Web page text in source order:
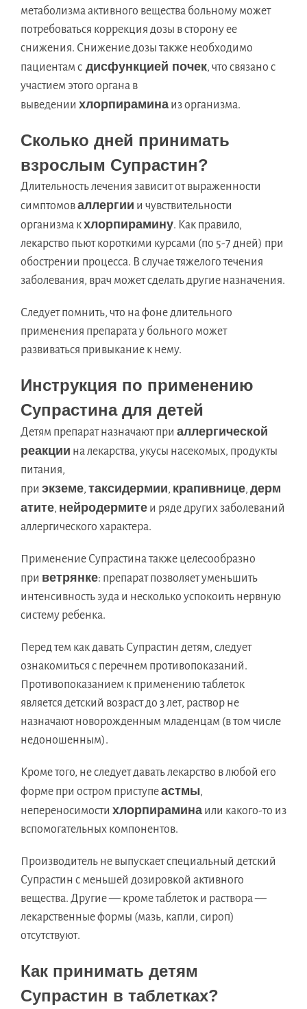
метаболизма активного вещества больному может
потребоваться коррекция дозы в сторону ее
снижения. Снижение дозы также необходимо
пациентам с дисфункцией почек, что связано с
участием этого органа в
выведении хлорпирамина из организма.
Сколько дней принимать
взрослым Супрастин?
Длительность лечения зависит от выраженности
симптомоваллергии и чувствительности
организма кхлорпирамину. Как правило,
лекарство пьют короткими курсами (по 5-7 дней) при
обострении процесса. В случае тяжелого течения
заболевания, врач может сделать другие назначения.
Следует помнить, что на фоне длительного
применения препарата у больного может
развиваться привыкание к нему.
Инструкция по применению
Супрастина для детей
Детям препарат назначают при аллергической
реакции на лекарства, укусы насекомых, продукты
питания,
при экземе, таксидермии, крапивнице, дерм
атите, нейродермите и ряде других заболеваний
аллергического характера.
Применение Супрастина также целесообразно
при ветрянке: препарат позволяет уменьшить
интенсивность зуда и несколько успокоить нервную
систему ребенка.
Перед тем как давать Супрастин детям, следует
ознакомиться с перечнем противопоказаний.
Противопоказанием к применению таблеток
является детский возраст до 3 лет, раствор не
назначают новорожденным младенцам (в том числе
недоношенным).
Кроме того, не следует давать лекарство в любой его
форме при остром приступеастмы,
непереносимости хлорпирамина или какого-то из
вспомогательных компонентов.
Производитель не выпускает специальный детский
Супрастин с меньшей дозировкой активного
вещества. Другие — кроме таблеток и раствора —
лекарственные формы (мазь, капли, сироп)
отсутствуют.
Как принимать детям
Супрастин в таблетках?